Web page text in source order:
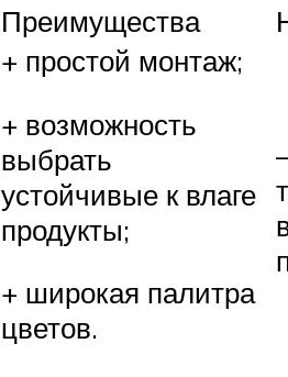
Преимущества
+ простой монтаж;
+ возможность
выбрать
устойчивые к влаге
продукты;
+ широкая палитра
цветов.